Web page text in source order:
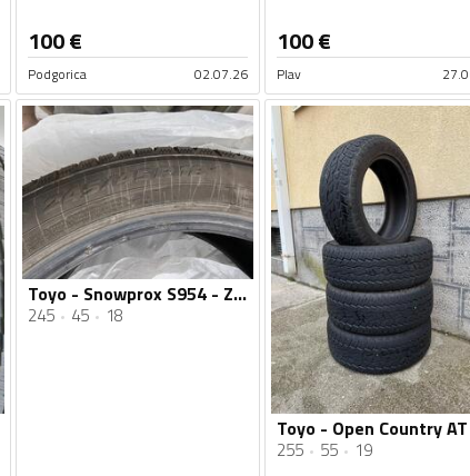
100€
Podgorica 02.07.26
100€
Plav
Toyo - Snowprox S954 - Zimska guma
245 45 18
255 55 19